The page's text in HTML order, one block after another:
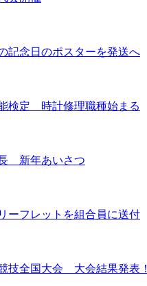
記念日のポスターを発送へ
検定 時計修理職種始まる
新年あいさつ
ーフレットを組合員に送付
技全国大会 大会結果発表！